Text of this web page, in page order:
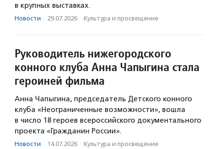
в крупных выставках.
Новости · 29.07.2026 · Культура и просвещение
Руководитель нижегородского
конного клуба Анна Чапыгина стала
героиней фильма
Анна Чапыгина, председатель Детского конного
клуба «Неограниченные возможности», вошла
в число 18 героев всероссийского документального
проекта «Гражданин России».
Новости · 14.07.2026 · Культура и просвещение